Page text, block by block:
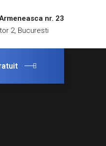
nr. 23
2, Bucuresti